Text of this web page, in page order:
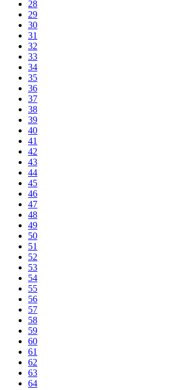
28
29
30
31
32
33
34
35
36
37
38
39
40
41
42
43
44
45
46
47
48
49
50
51
52
53
54
55
56
57
58
59
60
61
62
63
64